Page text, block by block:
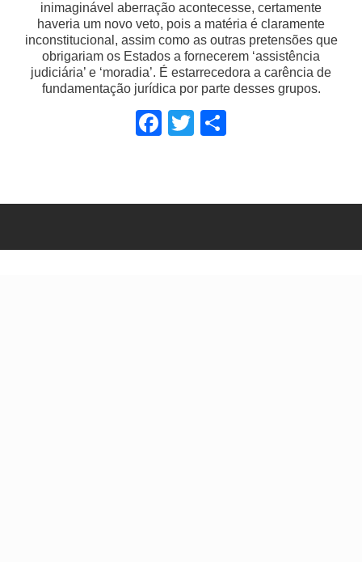
inimaginável aberração acontecesse, certamente
haveria um novo veto, pois a matéria é claramente
inconstitucional, assim como as outras pretensões que
obrigariam os Estados a fornecerem ‘assistência
judiciária’ e ‘moradia’. É estarrecedora a carência de
fundamentação jurídica por parte desses grupos.
Facebook
Twitter